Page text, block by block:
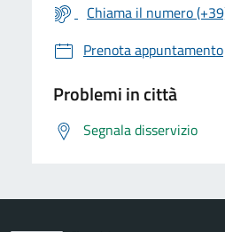
Chiama il numero
Prenota appuntamento
Problemi in città
Segnala disservizio